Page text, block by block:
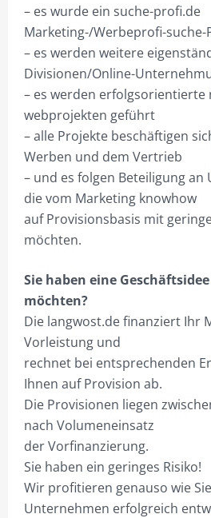
DEIN ONEMANOFFICE.
BUSINESS VS. TECHNIK.
SUCHE-PROFI.DE – INFO
PROJEKTIERUNG
SHOP NUR FÜR GEWERBETREIBENDE!
HILFE?/FAQ
ANMELDEN
ABMELDEN
BESTELLVORGANG
DATENSCHUTZ
VERSAND & LIEFERUNG
WARENKORB
WIDERRUF
ZAHLUNGSARTEN
– es wurde ein suche-profi.de
Marketing-/Werbeprofi-
– es werden weitere
Divisionen/Online-
– es werden erfolgsorientierte
webprojekten geführt
– alle Projekte beschäftigen
Werben und dem Vertrieb
– und es folgen Beteiligung
die vom Marketing knowhow
auf Provisionsbasis mit
möchten.
Sie haben eine
möchten?
Die langwost.de finanziert Ihr
Vorleistung und
rechnet bei entsprechenden
Ihnen auf Provision ab.
Die Provisionen liegen
nach Volumeneinsatz
der Vorfinanzierung.
Sie haben ein geringes Risiko!
Wir profitieren genauso wie
Unternehmen erfolgreich